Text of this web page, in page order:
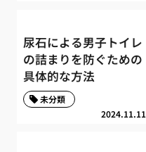
尿石による男子トイレ
の詰まりを防ぐための
具体的な方法
2024.11.11
未分類